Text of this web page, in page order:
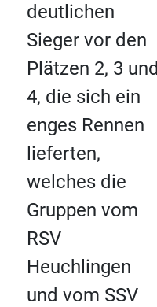
deutlichen
Sieger vor den
Plätzen 2, 3 und
4, die sich ein
enges Rennen
lieferten,
welches die
Gruppen vom
RSV
Heuchlingen
und vom SSV